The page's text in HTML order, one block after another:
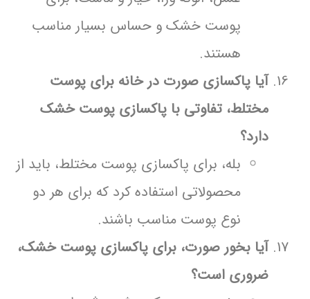
پوست خشک و حساس بسیار مناسب
هستند.
آیا پاکسازی صورت در خانه برای پوست
مختلط، تفاوتی با پاکسازی پوست خشک
دارد؟
بله، برای پاکسازی پوست مختلط، باید از
محصولاتی استفاده کرد که برای هر دو
نوع پوست مناسب باشند.
آیا بخور صورت، برای پاکسازی پوست خشک،
ضروری است؟